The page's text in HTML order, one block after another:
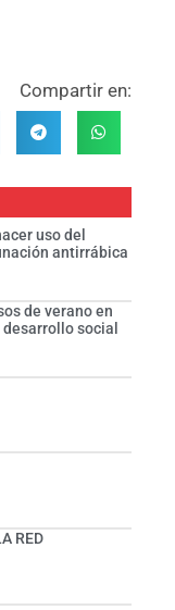
Compartir en:
uso del
antirrábica
de verano en
social
RED